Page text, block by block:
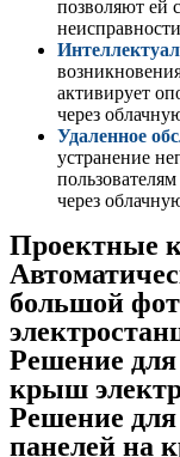
позволяют ей
активирует
через
Удаленное
устранение
через
Проектные
большой
Решение
крыш
Решение
панелей на